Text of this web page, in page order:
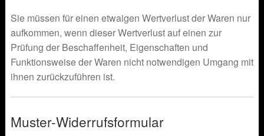
Sie müssen für einen etwaigen Wertverlust der Waren nur
aufkommen, wenn dieser Wertverlust auf einen zur
Prüfung der Beschaffenheit, Eigenschaften und
Funktionsweise der Waren nicht notwendigen Umgang mit
ihnen zurückzuführen ist.
Muster-Widerrufsformular